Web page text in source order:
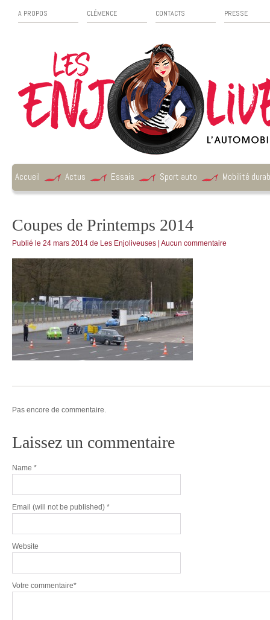
A PROPOS CLÉMENCE CONTACTS PRESSE
Accueil Actus Essais Sport auto Mobilité
Coupes de Printemps 2014
Publié le 24 mars 2014 de Les Enjoliveuses Aucun commentaire
Pas encore de commentaire.
Laissez un commentaire
Name *
Email (will not be published) *
Website
Votre commentaire*